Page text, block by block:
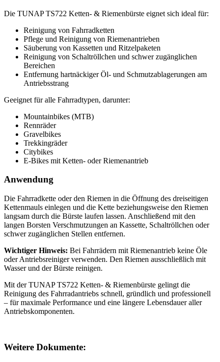
Die TUNAP TS722 Ketten- & Riemenbürste eignet sich ideal für:
Reinigung von Fahrradketten
Pflege und Reinigung von Riemenantrieben
Säuberung von Kassetten und Ritzelpaketen
Reinigung von Schaltröllchen und schwer zugänglichen
Bereichen
Entfernung hartnäckiger Öl- und Schmutzablagerungen am
Antriebsstrang
Geeignet für alle Fahrradtypen, darunter:
Mountainbikes (MTB)
Rennräder
Gravelbikes
Trekkingräder
Citybikes
E-Bikes mit Ketten- oder Riemenantrieb
Anwendung
Die Fahrradkette oder den Riemen in die Öffnung des dreiseitigen
Kettenmauls einlegen und die Kette beziehungsweise den Riemen
langsam durch die Bürste laufen lassen. Anschließend mit den
langen Borsten Verschmutzungen an Kassette, Schaltröllchen oder
schwer zugänglichen Stellen entfernen.
Wichtiger Hinweis: Bei Fahrrädern mit Riemenantrieb keine Öle
oder Antriebsreiniger verwenden. Den Riemen ausschließlich mit
Wasser und der Bürste reinigen.
Mit der TUNAP TS722 Ketten- & Riemenbürste gelingt die
Reinigung des Fahrradantriebs schnell, gründlich und professionell
– für maximale Performance und eine längere Lebensdauer aller
Antriebskomponenten.
Weitere Dokumente: